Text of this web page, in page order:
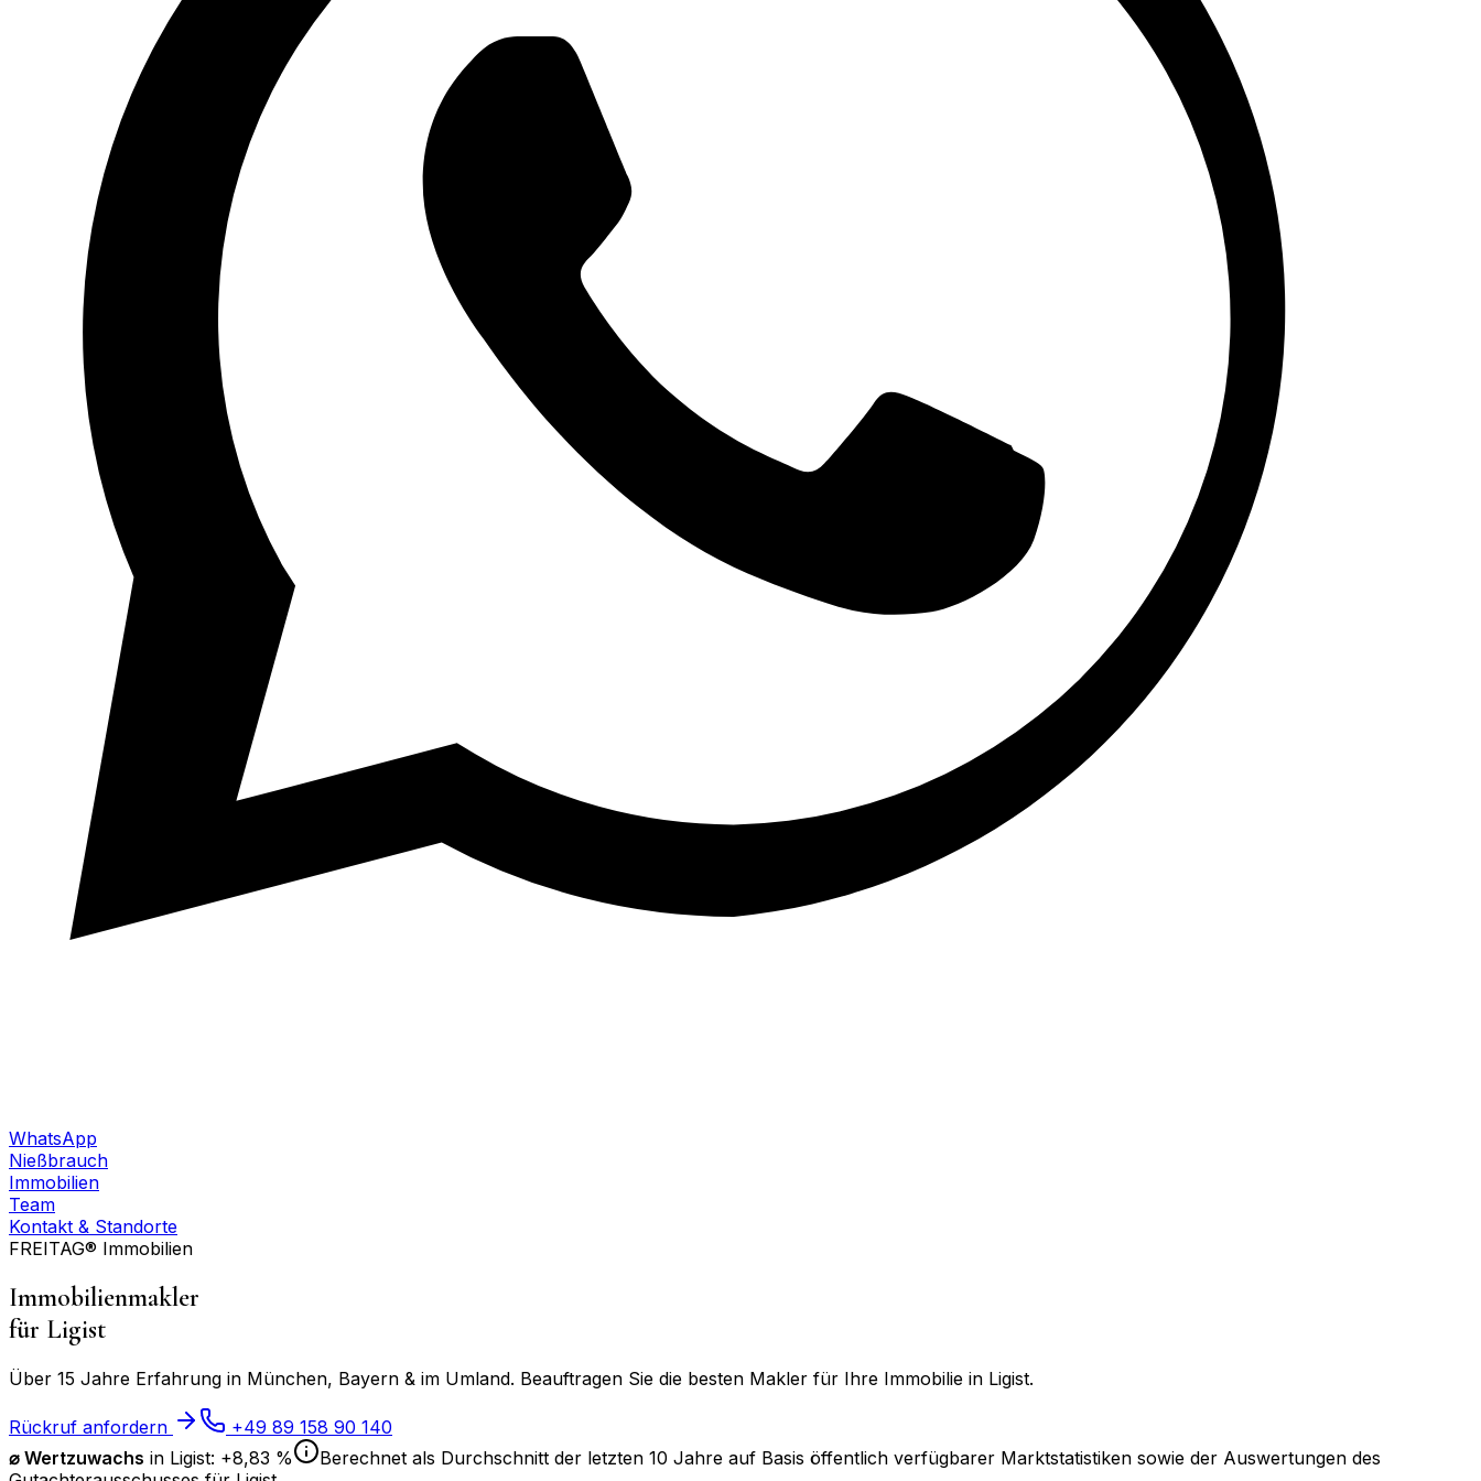
WhatsApp
Nießbrauch
Immobilien
Team
Kontakt & Standorte
FREITAG® Immobilien
Immobilienmakler
für Ligist
Über 15 Jahre Erfahrung in München, Bayern & im Umland. Beauftragen Sie die besten Makler für Ihre Immobilie in Ligist.
Rückruf anfordern
+49 89 158 90 140
⌀ Wertzuwachs in Ligist: +8,83 %
Berechnet als Durchschnitt der letzten 10 Jahre auf Basis öffentlich verfügbarer Marktstatistiken sowie der Auswertungen des